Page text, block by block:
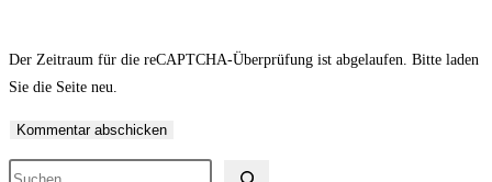
ein
Kommentieren
ein
(optional)
Der Zeitraum für die reCAPTCHA-Überprüfung ist abgelaufen. Bitte laden
Sie die Seite neu.
Suchen